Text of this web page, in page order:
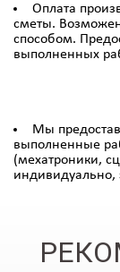
Оплата
сметы.
способом.
выполненных
Мы
выполненные
(мехатроники,
индивидуально,